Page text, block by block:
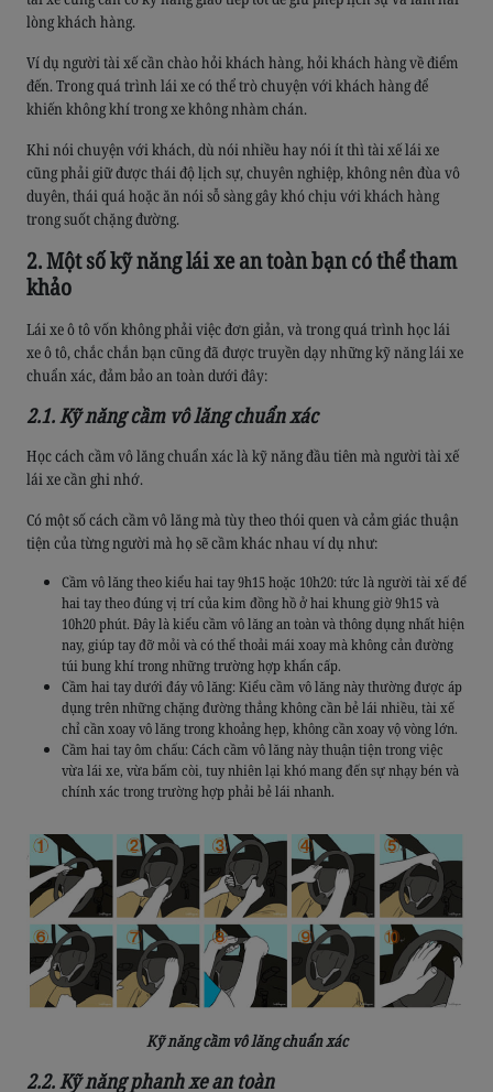
lòng khách hàng.
Ví dụ người tài xế cần chào hỏi khách hàng, hỏi khách hàng về điểm
đến. Trong quá trình lái xe có thể trò chuyện với khách hàng để
khiến không khí trong xe không nhàm chán.
Khi nói chuyện với khách, dù nói nhiều hay nói ít thì tài xế lái xe
cũng phải giữ được thái độ lịch sự, chuyên nghiệp, không nên đùa vô
duyên, thái quá hoặc ăn nói sỗ sàng gây khó chịu với khách hàng
trong suốt chặng đường.
2. Một số kỹ năng lái xe an toàn bạn có thể tham
khảo
Lái xe ô tô vốn không phải việc đơn giản, và trong quá trình học lái
xe ô tô, chắc chắn bạn cũng đã được truyền dạy những kỹ năng lái xe
chuẩn xác, đảm bảo an toàn dưới đây:
2.1. Kỹ năng cầm vô lăng chuẩn xác
Học cách cầm vô lăng chuẩn xác là kỹ năng đầu tiên mà người tài xế
lái xe cần ghi nhớ.
Có một số cách cầm vô lăng mà tùy theo thói quen và cảm giác thuận
tiện của từng người mà họ sẽ cầm khác nhau ví dụ như:
Cầm vô lăng theo kiểu hai tay 9h15 hoặc 10h20: tức là người tài xế để
hai tay theo đúng vị trí của kim đồng hồ ở hai khung giờ 9h15 và
10h20 phút. Đây là kiểu cầm vô lăng an toàn và thông dụng nhất hiện
nay, giúp tay đỡ mỏi và có thể thoải mái xoay mà không cản đường
túi bung khí trong những trường hợp khẩn cấp.
Cầm hai tay dưới đáy vô lăng: Kiểu cầm vô lăng này thường được áp
dụng trên những chặng đường thẳng không cần bẻ lái nhiều, tài xế
chỉ cần xoay vô lăng trong khoảng hẹp, không cần xoay vộ vòng lớn.
Cầm hai tay ôm chấu: Cách cầm vô lăng này thuận tiện trong việc
vừa lái xe, vừa bấm còi, tuy nhiên lại khó mang đến sự nhạy bén và
chính xác trong trường hợp phải bẻ lái nhanh.
Kỹ năng cầm vô lăng chuẩn xác
2.2. Kỹ năng phanh xe an toàn